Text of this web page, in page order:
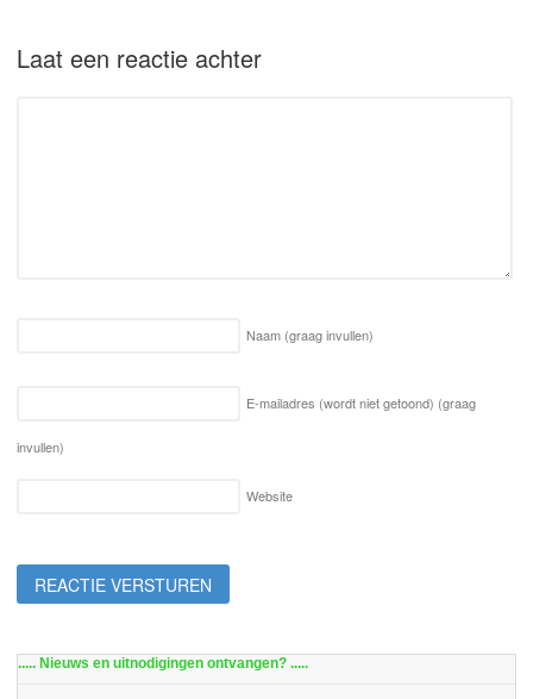
Laat een reactie achter
Naam (graag invullen)
E-mailadres (wordt niet getoond) (graag
invullen)
Website
..... Nieuws en uitnodigingen ontvangen? .....